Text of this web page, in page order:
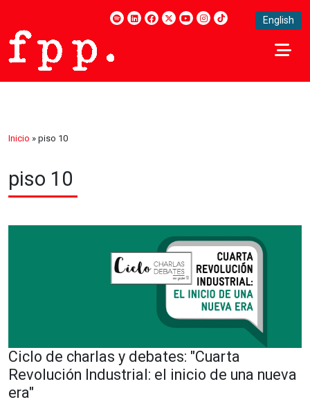
English
Inicio » piso 10
piso 10
Ciclo de charlas y debates: "Cuarta
Revolución Industrial: el inicio de una nueva
era"